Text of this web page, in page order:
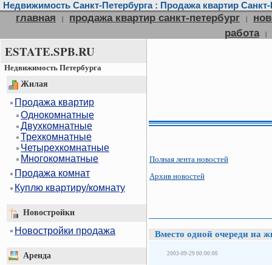
Недвижимость Санкт-Петербурга : Продажа квартир
главная | продажа квартир санкт-петербург |
работа
|
ESTATE.SPB.RU
Недвижимость Петербурга
Жилая
Продажа квартир
Однокомнатные
Двухкомнатные
Трехкомнатные
Четырехкомнатные
Многокомнатные
Продажа комнат
Куплю квартиру/комнату
Новостройки
Новостройки продажа
Аренда
Полная лента новостей
Архив новостей
Вместо одной очереди на
2003-09-29 00:00:00